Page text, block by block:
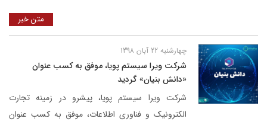
متن خبر
چهارشنبه 22 آبان 1398
شرکت ویرا سیستم پویا، موفق به کسب عنوان
«دانش بنیان» گردید
شرکت ویرا سیستم پویا، پیشرو در زمینه تجارت
الکترونیک و فناوری اطلاعات، موفق به کسب عنوان